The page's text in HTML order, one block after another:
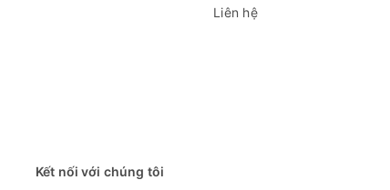
Liên hệ
Kết nối với chúng tôi